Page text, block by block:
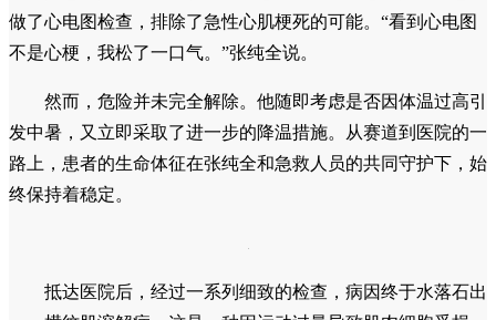
能触及，能够叫醒，但反应明显迟钝。”张纯全回忆道。出于
一名医生的职业本能，他无法放心将患者就此移交。他向现场
急救人员表明了自己的医生身份，并主动提出随车陪护。沈金
秋也没有丝毫迟疑，与丈夫一同登上了救护车。